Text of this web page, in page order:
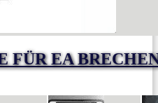
FÜR EA